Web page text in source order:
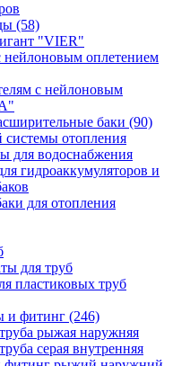
(58)
"VIER"
нейлоновым оплетением
с нейлоновым
баки (90)
системы отопления
для водоснабжения
гидроаккумуляторов и
для отопления
для труб
пластиковых труб
и фитинг (246)
рыжая наружняя
серая внутренняя